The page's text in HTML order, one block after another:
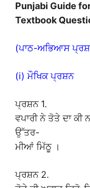
Punjabi Guide
Textbook
(ਪਾਠ-ਅਭਿਆਸ
(i) ਮੌਖਿਕ ਪ੍ਰਸ਼ਨ
ਪ੍ਰਸ਼ਨ 1.
ਵਪਾਰੀ ਨੇ ਤੋਤੇ ਦਾ
ਉੱਤਰ-
ਮੀਆਂ ਮਿੱਠੂ ।
ਪ੍ਰਸ਼ਨ 2.